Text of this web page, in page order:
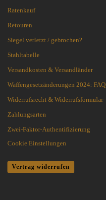
Ratenkauf
Retouren
Siegel verletzt / gebrochen?
Stahltabelle
Versandkosten & Versandländer
Waffengesetzänderungen 2024: FAQ
Widerrufsrecht & Widerrufsformular
Zahlungsarten
Zwei-Faktor-Authentifizierung
Cookie Einstellungen
Vertrag widerrufen